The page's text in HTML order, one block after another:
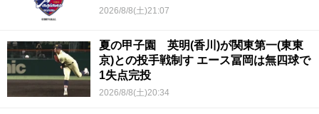
2026/8/8(土)21:07
夏の甲子園 英明(香川)が関東第一(東東
京)との投手戦制す エース冨岡は無四球で
1失点完投
2026/8/8(土)20:34